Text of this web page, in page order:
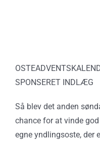
SPONSERET INDLÆG
Så blev det anden
chance for at vinde
egne yndlingsoste, der